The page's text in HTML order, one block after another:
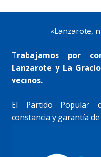
«Lanzarote,
Trabajamos por
Lanzarote y La
vecinos.
El Partido Popular
constancia y garantía